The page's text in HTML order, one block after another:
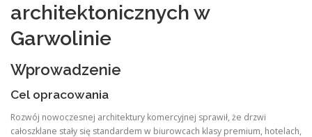
architektonicznych w
Garwolinie
Wprowadzenie
Cel opracowania
Rozwój nowoczesnej architektury komercyjnej sprawił, że drzwi
całoszklane stały się standardem w biurowcach klasy premium, hotelach,